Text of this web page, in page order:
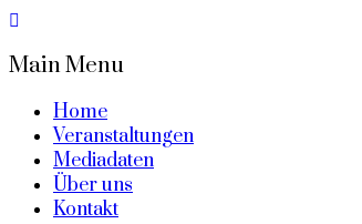
Main Menu
Home
Veranstaltungen
Mediadaten
Über uns
Kontakt